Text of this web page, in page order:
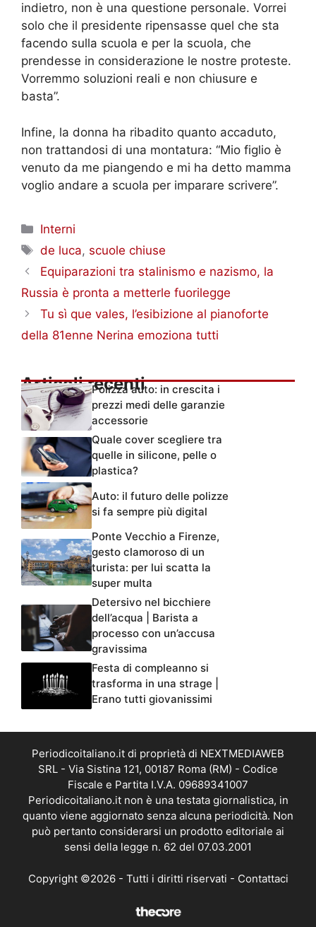
indietro, non è una questione personale. Vorrei
solo che il presidente ripensasse quel che sta
facendo sulla scuola e per la scuola, che
prendesse in considerazione le nostre proteste.
Vorremmo soluzioni reali e non chiusure e
basta”.
Infine, la donna ha ribadito quanto accaduto,
non trattandosi di una montatura: “Mio figlio è
venuto da me piangendo e mi ha detto mamma
voglio andare a scuola per imparare scrivere”.
Categorie
Interni
Tag
de luca, scuole chiuse
Equiparazioni tra stalinismo e nazismo, la
Russia è pronta a metterle fuorilegge
Tu sì que vales, l’esibizione al pianoforte
della 81enne Nerina emoziona tutti
Articoli recentiPolizza auto: in crescita i
prezzi medi delle garanzie
accessorie
Quale cover scegliere tra
quelle in silicone, pelle o
plastica?
Auto: il futuro delle polizze
si fa sempre più digital
Ponte Vecchio a Firenze,
gesto clamoroso di un
turista: per lui scatta la
super multa
Detersivo nel bicchiere
dell’acqua | Barista a
processo con un’accusa
gravissima
Festa di compleanno si
trasforma in una strage |
Erano tutti giovanissimi
Periodicoitaliano.it di proprietà di NEXTMEDIAWEB
SRL - Via Sistina 121, 00187 Roma (RM) - Codice
Fiscale e Partita I.V.A. 09689341007
Periodicoitaliano.it non è una testata giornalistica, in
quanto viene aggiornato senza alcuna periodicità. Non
può pertanto considerarsi un prodotto editoriale ai
sensi della legge n. 62 del 07.03.2001
Copyright ©2026 - Tutti i diritti riservati - Contattaci